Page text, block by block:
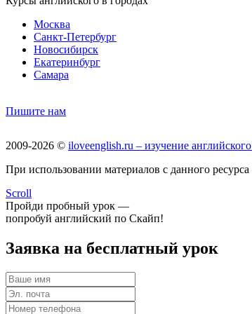
Москва
Санкт-Петербург
Новосибирск
Екатеринбург
Самара
Пишите нам
2009-2026 © iloveenglish.ru – изучение
При использовании материалов с данного
Scroll
Пройди пробный урок —
попробуй английский по Скайп!
Заявка на бесплатный урок